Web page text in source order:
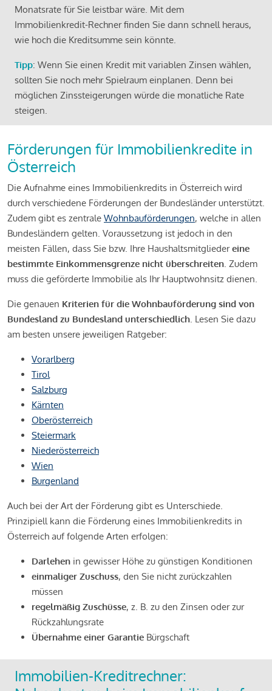
Monatsrate für Sie leistbar wäre. Mit dem
Immobilienkredit-Rechner finden Sie dann schnell heraus,
wie hoch die Kreditsumme sein könnte.
Tipp: Wenn Sie einen Kredit mit variablen Zinsen wählen,
sollten Sie noch mehr Spielraum einplanen. Denn bei
möglichen Zinssteigerungen würde die monatliche Rate
steigen.
Förderungen für Immobilienkredite in
Österreich
Die Aufnahme eines Immobilienkredits in Österreich wird
durch verschiedene Förderungen der Bundesländer unterstützt.
Zudem gibt es zentrale Wohnbauförderungen, welche in allen
Bundesländern gelten. Voraussetzung ist jedoch in den
meisten Fällen, dass Sie bzw. Ihre Haushaltsmitgliedereine
bestimmte Einkommensgrenze nicht überschreiten. Zudem
muss die geförderte Immobilie als Ihr Hauptwohnsitz dienen.
Die genauen Kriterien für die Wohnbauförderung sind von
Bundesland zu Bundesland unterschiedlich. Lesen Sie dazu
am besten unsere jeweiligen Ratgeber:
Vorarlberg
Tirol
Salzburg
Kärnten
Oberösterreich
Steiermark
Niederösterreich
Wien
Burgenland
Auch bei der Art der Förderung gibt es Unterschiede.
Prinzipiell kann die Förderung eines Immobilienkredits in
Österreich auf folgende Arten erfolgen:
Darlehen in gewisser Höhe zu günstigen Konditionen
einmaliger Zuschuss, den Sie nicht zurückzahlen
müssen
regelmäßig Zuschüsse, z. B. zu den Zinsen oder zur
Rückzahlungsrate
Übernahme einer Garantie Bürgschaft
Immobilien-Kreditrechner: